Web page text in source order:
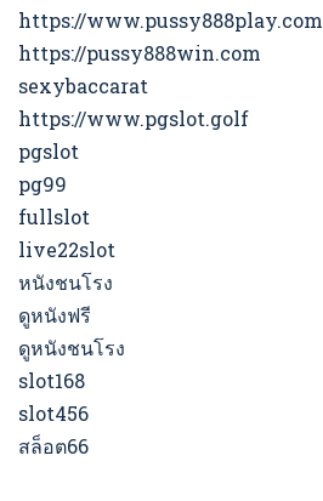
https://www.pussy888play.com
https://pussy888win.com
sexybaccarat
https://www.pgslot.golf
pgslot
pg99
fullslot
live22slot
หนังชนโรง
ดูหนังฟรี
ดูหนังชนโรง
slot168
slot456
สล็อต66